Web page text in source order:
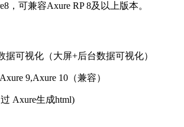
，可兼容Axure RP 8及以上版本。
据可视化（大屏+后台数据可视化）
9,Axure 10（兼容）
Axure生成html)